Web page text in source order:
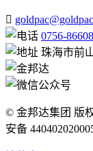
0756-
珠海市前
© 金邦达集团 版
安备